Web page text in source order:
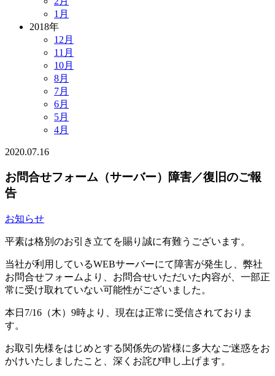
1月
2018年
12月
11月
10月
8月
7月
6月
5月
4月
2020.07.16
お問合せフォーム（サーバー）障害／復旧のご報
告
お知らせ
平素は格別のお引き立てを賜り誠に有難うございます。
当社が利用しているWEBサーバーにて障害が発生し、弊社
お問合せフォームより、お問合せいただいた内容が、一部正
常に受け取れていない可能性がございました。
本日7/16（木）9時より、現在は正常に受信されておりま
す。
お取引先様をはじめとする関係先の皆様に多大なご迷惑をお
かけいたしましたこと、深くお詫び申し上げます。